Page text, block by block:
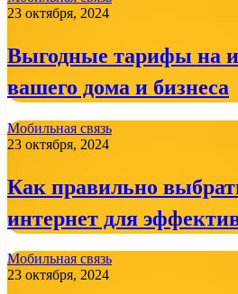
23 октября, 2024
Выгодные тарифы на
вашего дома и бизнеса
Мобильная связь
23 октября, 2024
Как правильно
интернет для
Мобильная связь
23 октября, 2024